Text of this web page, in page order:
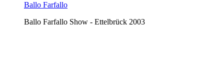
Ballo Farfallo
Ballo Farfallo Show - Ettelbrück 2003